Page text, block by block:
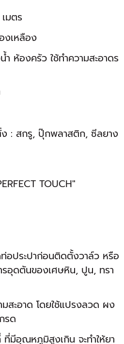
มตร
งเหลือง
ห้องครัว ใช้ทำความสะอาดร
: สกรู, ปุ๊กพลาสติก, ซีลยาง
TOUCH"
อประปาก่อนติดตั้งวาล์ว หรือ
รอุดตันของเศษหิน, ปูน, ทรา
สะอาด โดยใช้แปรงลวด ผง
รด
ที่มีอุณหภูมิสูงเกิน จะทำให้ยา